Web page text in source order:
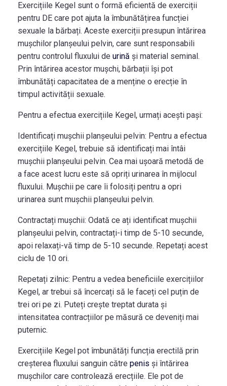
Exercițiile Kegel sunt o formă eficientă de exerciții
pentru DE care pot ajuta la îmbunătățirea funcției
sexuale la bărbați. Aceste exerciții presupun întărirea
mușchilor planșeului pelvin, care sunt responsabili
pentru controlul fluxului de urină și material seminal.
Prin întărirea acestor mușchi, bărbații își pot
îmbunătăți capacitatea de a menține o erecție în
timpul activității sexuale.
Pentru a efectua exercițiile Kegel, urmați acești pași:
Identificați mușchii planșeului pelvin: Pentru a efectua
exercițiile Kegel, trebuie să identificați mai întâi
mușchii planșeului pelvin. Cea mai ușoară metodă de
a face acest lucru este să opriți urinarea în mijlocul
fluxului. Mușchii pe care îi folosiți pentru a opri
urinarea sunt mușchii planșeului pelvin.
Contractați mușchii: Odată ce ați identificat mușchii
planșeului pelvin, contractați-i timp de 5-10 secunde,
apoi relaxați-vă timp de 5-10 secunde. Repetați acest
ciclu de 10 ori.
Repetați zilnic: Pentru a vedea beneficiile exercițiilor
Kegel, ar trebui să încercați să le faceți cel puțin de
trei ori pe zi. Puteți crește treptat durata și
intensitatea contracțiilor pe măsură ce deveniți mai
puternic.
Exercițiile Kegel pot îmbunătăți funcția erectilă prin
creșterea fluxului sanguin către penis și întărirea
mușchilor care controlează erecțiile. Ele pot de